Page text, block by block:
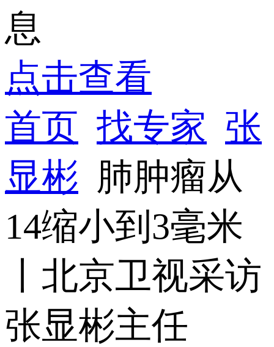
息
点击查看
首页 找专家 张
显彬 肺肿瘤从
14缩小到3毫米
丨北京卫视采访
张显彬主任